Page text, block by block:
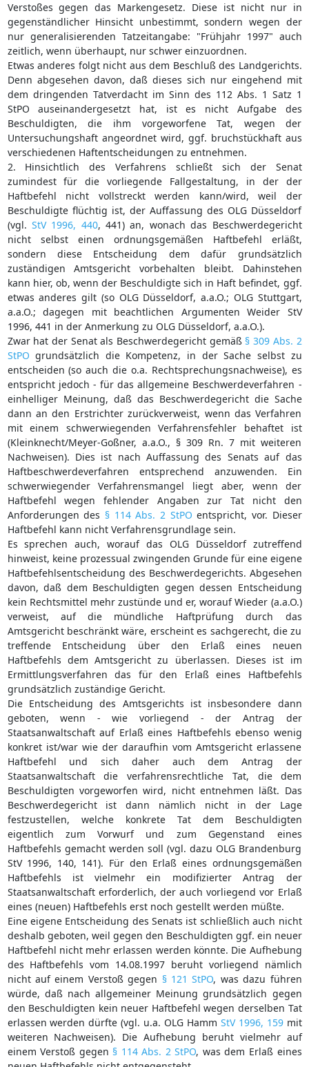
Verstoßes gegen das Markengesetz. Diese ist nicht nur in
gegenständlicher Hinsicht unbestimmt, sondern wegen der
nur generalisierenden Tatzeitangabe: "Frühjahr 1997" auch
zeitlich, wenn überhaupt, nur schwer einzuordnen.
Etwas anderes folgt nicht aus dem Beschluß des Landgerichts.
Denn abgesehen davon, daß dieses sich nur eingehend mit
dem dringenden Tatverdacht im Sinn des 112 Abs. 1 Satz 1
StPO auseinandergesetzt hat, ist es nicht Aufgabe des
Beschuldigten, die ihm vorgeworfene Tat, wegen der
Untersuchungshaft angeordnet wird, ggf. bruchstückhaft aus
verschiedenen Haftentscheidungen zu entnehmen.
2. Hinsichtlich des Verfahrens schließt sich der Senat
zumindest für die vorliegende Fallgestaltung, in der der
Haftbefehl nicht vollstreckt werden kann/wird, weil der
Beschuldigte flüchtig ist, der Auffassung des OLG Düsseldorf
(vgl. StV 1996, 440, 441) an, wonach das Beschwerdegericht
nicht selbst einen ordnungsgemäßen Haftbefehl erläßt,
sondern diese Entscheidung dem dafür grundsätzlich
zuständigen Amtsgericht vorbehalten bleibt. Dahinstehen
kann hier, ob, wenn der Beschuldigte sich in Haft befindet, ggf.
etwas anderes gilt (so OLG Düsseldorf, a.a.O.; OLG Stuttgart,
a.a.O.; dagegen mit beachtlichen Argumenten Weider StV
1996, 441 in der Anmerkung zu OLG Düsseldorf, a.a.O.).
Zwar hat der Senat als Beschwerdegericht gemäß § 309 Abs. 2
StPO grundsätzlich die Kompetenz, in der Sache selbst zu
entscheiden (so auch die o.a. Rechtsprechungsnachweise), es
entspricht jedoch - für das allgemeine Beschwerdeverfahren -
einhelliger Meinung, daß das Beschwerdegericht die Sache
dann an den Erstrichter zurückverweist, wenn das Verfahren
mit einem schwerwiegenden Verfahrensfehler behaftet ist
(Kleinknecht/Meyer-Goßner, a.a.O., § 309 Rn. 7 mit weiteren
Nachweisen). Dies ist nach Auffassung des Senats auf das
Haftbeschwerdeverfahren entsprechend anzuwenden. Ein
schwerwiegender Verfahrensmangel liegt aber, wenn der
Haftbefehl wegen fehlender Angaben zur Tat nicht den
Anforderungen des § 114 Abs. 2 StPO entspricht, vor. Dieser
Haftbefehl kann nicht Verfahrensgrundlage sein.
Es sprechen auch, worauf das OLG Düsseldorf zutreffend
hinweist, keine prozessual zwingenden Grunde für eine eigene
Haftbefehlsentscheidung des Beschwerdegerichts. Abgesehen
davon, daß dem Beschuldigten gegen dessen Entscheidung
kein Rechtsmittel mehr zustünde und er, worauf Wieder (a.a.O.)
verweist, auf die mündliche Haftprüfung durch das
Amtsgericht beschränkt wäre, erscheint es sachgerecht, die zu
treffende Entscheidung über den Erlaß eines neuen
Haftbefehls dem Amtsgericht zu überlassen. Dieses ist im
Ermittlungsverfahren das für den Erlaß eines Haftbefehls
grundsätzlich zuständige Gericht.
Die Entscheidung des Amtsgerichts ist insbesondere dann
geboten, wenn - wie vorliegend - der Antrag der
Staatsanwaltschaft auf Erlaß eines Haftbefehls ebenso wenig
konkret ist/war wie der daraufhin vom Amtsgericht erlassene
Haftbefehl und sich daher auch dem Antrag der
Staatsanwaltschaft die verfahrensrechtliche Tat, die dem
Beschuldigten vorgeworfen wird, nicht entnehmen läßt. Das
Beschwerdegericht ist dann nämlich nicht in der Lage
festzustellen, welche konkrete Tat dem Beschuldigten
eigentlich zum Vorwurf und zum Gegenstand eines
Haftbefehls gemacht werden soll (vgl. dazu OLG Brandenburg
StV 1996, 140, 141). Für den Erlaß eines ordnungsgemäßen
Haftbefehls ist vielmehr ein modifizierter Antrag der
Staatsanwaltschaft erforderlich, der auch vorliegend vor Erlaß
eines (neuen) Haftbefehls erst noch gestellt werden müßte.
Eine eigene Entscheidung des Senats ist schließlich auch nicht
deshalb geboten, weil gegen den Beschuldigten ggf. ein neuer
Haftbefehl nicht mehr erlassen werden könnte. Die Aufhebung
des Haftbefehls vom 14.08.1997 beruht vorliegend nämlich
nicht auf einem Verstoß gegen § 121 StPO, was dazu führen
würde, daß nach allgemeiner Meinung grundsätzlich gegen
den Beschuldigten kein neuer Haftbefehl wegen derselben Tat
erlassen werden dürfte (vgl. u.a. OLG Hamm StV 1996, 159mit
weiteren Nachweisen). Die Aufhebung beruht vielmehr auf
einem Verstoß gegen § 114 Abs. 2 StPO, was dem Erlaß eines